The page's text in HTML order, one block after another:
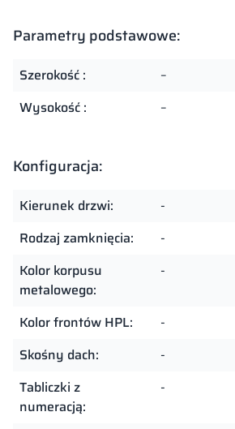
Parametry podstawowe:
Szerokość :
–
Wysokość :
–
Konfiguracja:
Kierunek drzwi:
-
Rodzaj zamknięcia:
-
Kolor korpusu
metalowego:
-
Kolor frontów HPL:
-
Skośny dach:
-
Tabliczki z
numeracją:
-